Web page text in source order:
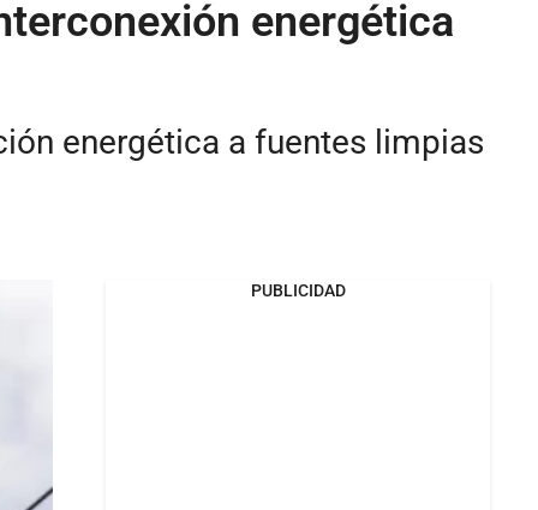
energética
energética a fuentes limpias
PUBLICIDAD